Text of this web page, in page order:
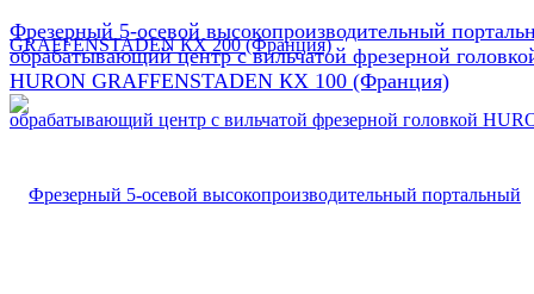
Фрезерный 5-осевой высокопроизводительный
обрабатывающий центр с вильчатой фрезерной
HURON GRAFFENSTADEN КX 100 (Франция)